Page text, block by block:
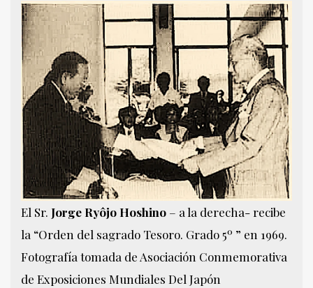
El Sr. Jorge Ryôjo Hoshino – a la derecha- recibe
la “Orden del sagrado Tesoro. Grado 5º ” en 1969.
Fotografía tomada de Asociación Conmemorativa
de Exposiciones Mundiales Del Japón